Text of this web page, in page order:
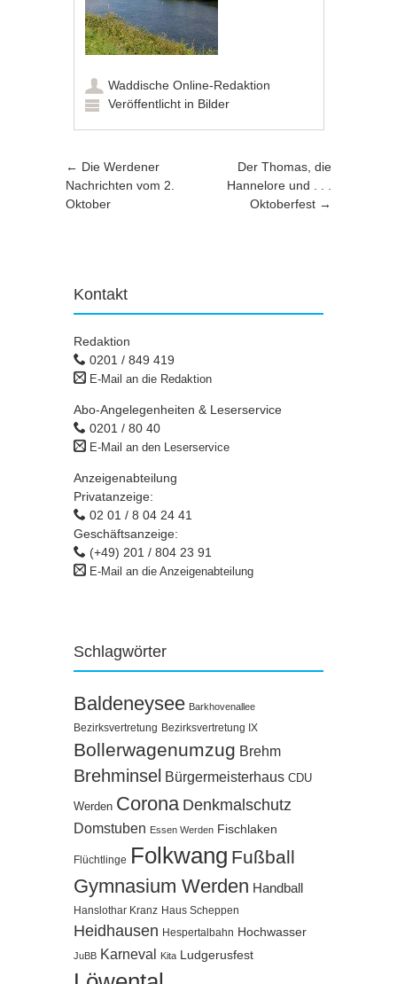
Waddische Online-Redaktion
Veröffentlicht in Bilder
Artikel-Navigation
← Die Werdener
Nachrichten vom 2.
Oktober
Der Thomas, die
Hannelore und . . .
Oktoberfest →
Kontakt
Redaktion
0201 / 849 419
E-Mail an die Redaktion
Abo-Angelegenheiten & Leserservice
0201 / 80 40
E-Mail an den Leserservice
Anzeigenabteilung
Privatanzeige:
02 01 / 8 04 24 41
Geschäftsanzeige:
(+49) 201 / 804 23 91
E-Mail an die Anzeigenabteilung
Schlagwörter
Baldeneysee Barkhovenallee
Bezirksvertretung Bezirksvertretung IX
Bollerwagenumzug Brehm
Brehminsel Bürgermeisterhaus CDU
Werden Corona Denkmalschutz
Domstuben Essen Werden Fischlaken
Flüchtlinge Folkwang Fußball
Gymnasium Werden Handball
Hanslothar Kranz Haus Scheppen
Heidhausen Hespertalbahn Hochwasser
JuBB Karneval Kita Ludgerusfest